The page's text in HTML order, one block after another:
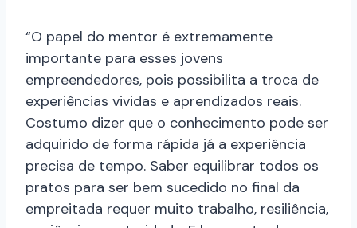
“O papel do mentor é extremamente
importante para esses jovens
empreendedores, pois possibilita a troca de
experiências vividas e aprendizados reais.
Costumo dizer que o conhecimento pode ser
adquirido de forma rápida já a experiência
precisa de tempo. Saber equilibrar todos os
pratos para ser bem sucedido no final da
empreitada requer muito trabalho, resiliência,